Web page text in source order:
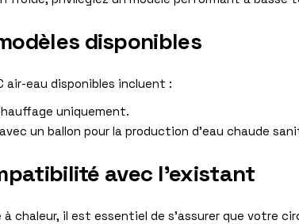
disponibles
air-eau disponibles incluent :
uniquement.
un ballon pour la production d’eau chaude
avec l’existant
à chaleur, il est essentiel de s’assurer que votre